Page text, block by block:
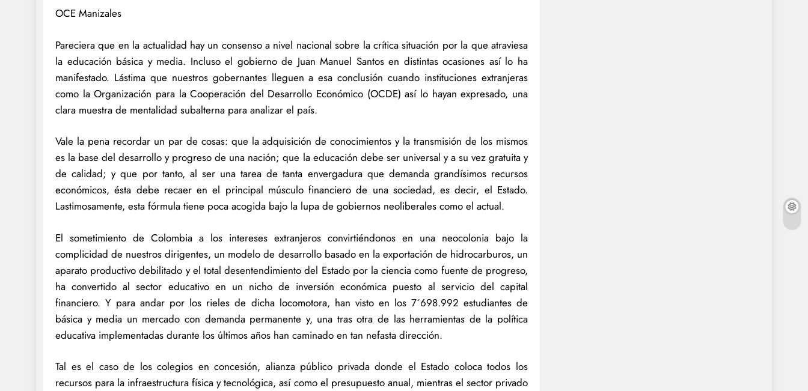
OCE Manizales
Pareciera que en la actualidad hay un consenso a nivel nacional sobre la crítica situación por la que atraviesa
la educación básica y media. Incluso el gobierno de Juan Manuel Santos en distintas ocasiones así lo ha
manifestado. Lástima que nuestros gobernantes lleguen a esa conclusión cuando instituciones extranjeras
como la Organización para la Cooperación del Desarrollo Económico (OCDE) así lo hayan expresado, una
clara muestra de mentalidad subalterna para analizar el país.
Vale la pena recordar un par de cosas: que la adquisición de conocimientos y la transmisión de los mismos
es la base del desarrollo y progreso de una nación; que la educación debe ser universal y a su vez gratuita y
de calidad; y que por tanto, al ser una tarea de tanta envergadura que demanda grandísimos recursos
económicos, ésta debe recaer en el principal músculo financiero de una sociedad, es decir, el Estado.
Lastimosamente, esta fórmula tiene poca acogida bajo la lupa de gobiernos neoliberales como el actual.
El sometimiento de Colombia a los intereses extranjeros convirtiéndonos en una neocolonia bajo la
complicidad de nuestros dirigentes, un modelo de desarrollo basado en la exportación de hidrocarburos, un
aparato productivo debilitado y el total desentendimiento del Estado por la ciencia como fuente de progreso,
ha convertido al sector educativo en un nicho de inversión económica puesto al servicio del capital
financiero. Y para andar por los rieles de dicha locomotora, han visto en los 7´698.992 estudiantes de
básica y media un mercado con demanda permanente y, una tras otra de las herramientas de la política
educativa implementadas durante los últimos años han caminado en tan nefasta dirección.
Tal es el caso de los colegios en concesión, alianza público privada donde el Estado coloca todos los
recursos para la infraestructura física y tecnológica, así como el presupuesto anual, mientras el sector privado